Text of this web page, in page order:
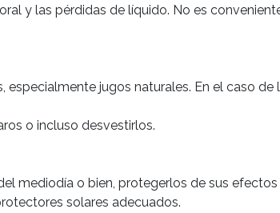
y las pérdidas de líquido. No es
jugos naturales. En el caso
o incluso desvestirlos.
mediodía o bien, protegerlos de sus
solares adecuados.